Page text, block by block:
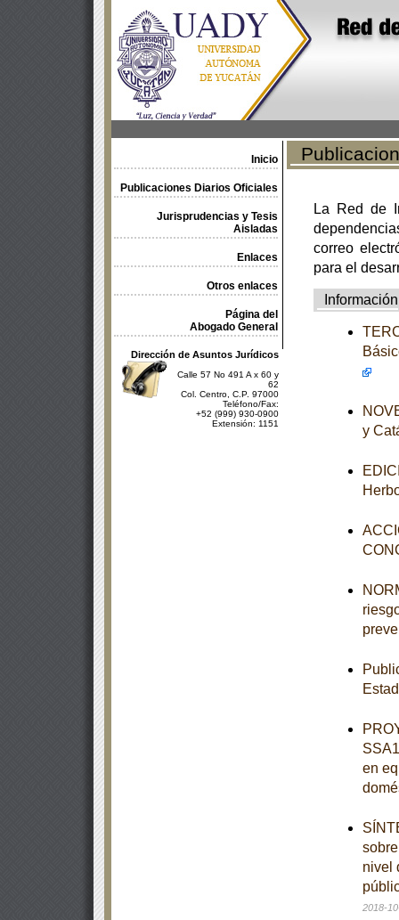
Inicio
Publicaciones Diarios Oficiales
Jurisprudencias y Tesis
Aisladas
Enlaces
Otros enlaces
Página del
Abogado General
Dirección de Asuntos Jurídicos
Calle 57 No 491 A x 60 y
62
Col. Centro, C.P. 97000
Teléfono/Fax:
+52 (999) 930-0900
Extensión: 1151
La Red de
correo
para el
Información
y
en
nivel
2018-